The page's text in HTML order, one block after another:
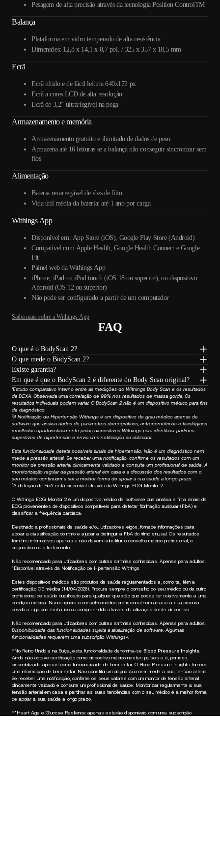
Pesagem de alta precisão através da tecnologia Position ControlTM
Balança
Plataforma em vidro temperado de alta resistência
Dimensões: 12,8 x 14,1 x 0,7 pol. / 325 x 357 x 18,5 mm
Ecrã
Ecrã nítido e de fácil leitura 640x172 px
Ecrã a cores LCD de alta resolução
Ecrã de 3,2" ultrarlegível na pega
Armazenamento e memória
Armazenamento gratuito e ilimitado de dados de peso
Armazena até 16 leituras se a balança não conseguir sincronizar sem
fios
Alimentação
Bateria recarregável de iões de lítio
Vida útil média da bateria: até 1 ano por carga
Withings App
Disponível em: App Store (iOS), Google Play Store (Android)
Compatível com Apple Health, Google Health Connect e Google
Fit
Painel web da Withings App
iPhone, iPad ou iPod touch (iOS 18 ou superior), ou dispositivo
Android (OS 12 ou superior)
Não pode ser configurado a partir de um computador
Saiba mais sobre a Withings App
FAQ
O que é o BodyScan 2?
O que mede o BodyScan 2?
Existe garantia?
Em que é que o BodyScan 2 é diferente do Body Scan original?
¹Estudo comparativo interno entre as medições do Withings Body Scan e os resultados
da DEXA. Observada uma correlação de 99% nos resultados de massa gorda. Os
resultados individuais podem variar. O BodyScan 2 não é um dispositivo médico para fins
de diagnóstico.
²A Notificação de Hipertensão Withings é um dispositivo de grau médico apenas de
software que analisa dados de parâmetros demográficos, antropométricos e fisiológicos
recolhidos oportunisticamente pelos dispositivos Withings para identificar padrões
sugestivos de hipertensão e envia uma notificação ao utilizador.
Esta funcionalidade deteta possíveis sinais de hipertensão. Não é um diagnóstico nem
mede a pressão arterial. Se receber uma notificação, confirme os resultados com um
monitor de pressão arterial clinicamente validado e consulte um profissional de saúde. A
monitorização regular da pressão arterial em casa e a discussão dos resultados com o
seu médico continuam a ser a melhor forma de apoiar a sua saúde a longo prazo.
³A deteção de FibA está disponível através do Withings ECG Monitor 2
O Withings ECG Monitor 2 é um dispositivo médico de software que analisa e filtra sinais de
ECG provenientes de dispositivos compatíveis para detetar fibrilhação auricular (FibA) e
classificar a frequência cardíaca.
Destinado a profissionais de saúde e/ou utilizadores leigos, fornece informações para
apoiar a classificação do ritmo e ajudar a distinguir a FibA do ritmo sinusal. Os resultados
têm fins informativos apenas e não devem substituir o conselho médico profissional, o
diagnóstico ou o tratamento.
Não recomendado para utilizadores com outras arritmias conhecidas. Apenas para adultos.
⁴Disponível através da Notificação de Hipertensão Withings
Estes dispositivos médicos são produtos de saúde regulamentados e, como tal, têm a
certificação CE médica (14/04/2026). Procure sempre o conselho do seu médico ou de outro
profissional de saúde qualificado para qualquer questão que possa ter relativamente a uma
condição médica. Nunca ignore o conselho médico profissional nem atrase a sua procura
devido a algo que tenha lido ou compreendido através da utilização deste dispositivo.
Não recomendado para utilizadores com outras arritmias conhecidas. Apenas para adultos.
Disponibilidade das funcionalidades sujeita a atualização de software. Algumas
funcionalidades requerem uma subscrição Withings+.
*No Reino Unido e na Suíça, esta funcionalidade denomina-se Blood Pressure Insights
Ainda não obteve certificação como dispositivo médico nestes países e é, por isso,
disponibilizada apenas como funcionalidade de bem-estar. O Blood Pressure Insights fornece
uma informação de bem-estar. Não constitui um diagnóstico nem mede a sua tensão arterial.
Se receber uma notificação, confirme os seus valores com um monitor de tensão arterial
clinicamente validado e consulte um profissional de saúde. Monitorizar regularmente a sua
tensão arterial em casa e partilhar as suas tendências com o seu médico é a melhor forma
de apoiar a sua saúde a longo prazo.
**Heart Age e Glucose Resilience apenas estarão disponíveis com uma subscrição